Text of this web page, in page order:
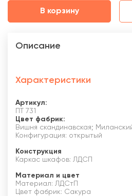
В корзину
Описание
Характеристики
Артикул:
ПТ 731
Цвет фабрик:
Вишня скандинавская;
Конфигурация: открытый
Конструкция
Каркас шкафов: ЛДСП
Материал и цвет
Материал: ЛДСтП
Цвет фабрик: Сакура